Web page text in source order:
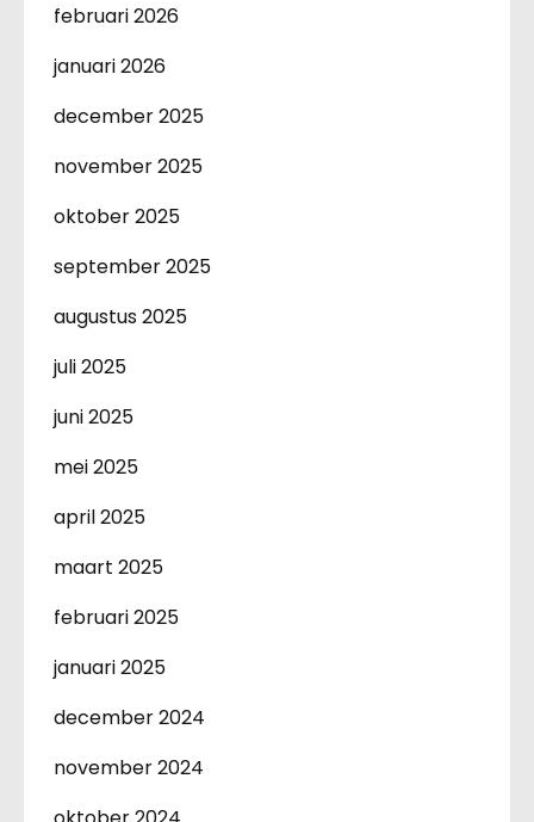
februari 2026
januari 2026
december 2025
november 2025
oktober 2025
september 2025
augustus 2025
juli 2025
juni 2025
mei 2025
april 2025
maart 2025
februari 2025
januari 2025
december 2024
november 2024